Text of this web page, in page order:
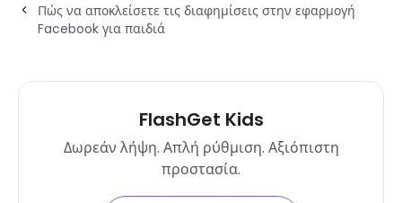
Πώς να αποκλείσετε τις διαφημίσεις στην εφαρμογή
Facebook για παιδιά
FlashGet Kids
Δωρεάν λήψη. Απλή ρύθμιση. Αξιόπιστη
προστασία.